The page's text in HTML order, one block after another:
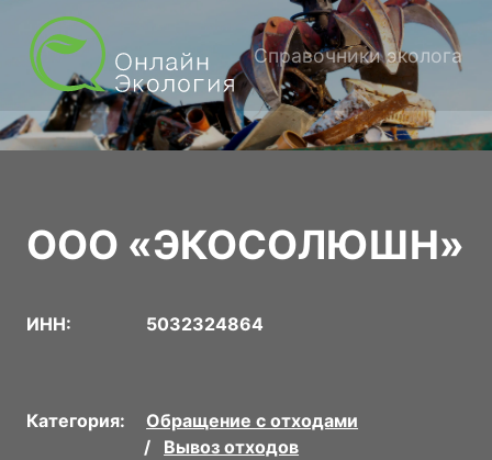
Справочники эколога
ООО «ЭКОСОЛЮШН»
ИНН: 5032324864
Категория:
Обращение с отходами
Вывоз отходов